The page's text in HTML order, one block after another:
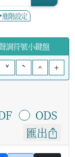
進階設定
調符號小鍵盤
ˇ ˋ ^ +
ODS
匯出